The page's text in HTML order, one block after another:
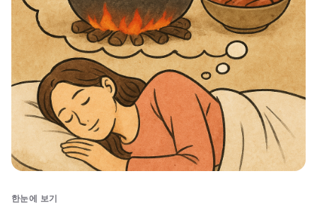
한눈에 보기